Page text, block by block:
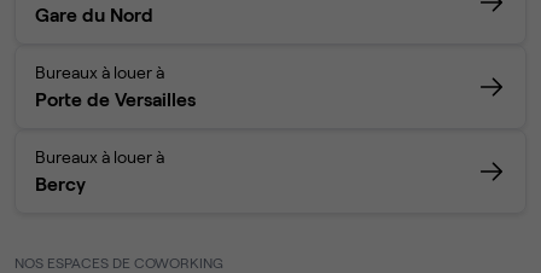
Gare du Nord
Bureaux à louer à
Porte de Versailles
Bureaux à louer à
Bercy
NOS ESPACES DE COWORKING